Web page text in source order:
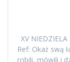
XV
Ref: Okaż swą
robili, mówili i